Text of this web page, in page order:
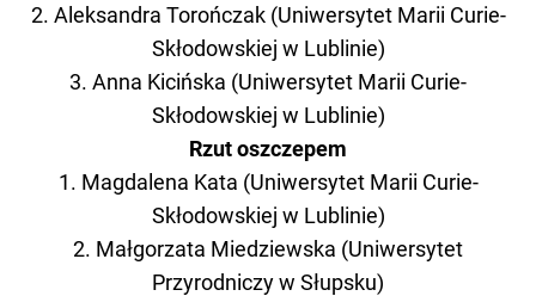
2. Aleksandra Torończak (Uniwersytet Marii Curie-
Skłodowskiej w Lublinie)
3. Anna Kicińska (Uniwersytet Marii Curie-
Skłodowskiej w Lublinie)
Rzut oszczepem
1. Magdalena Kata (Uniwersytet Marii Curie-
Skłodowskiej w Lublinie)
2. Małgorzata Miedziewska (Uniwersytet
Przyrodniczy w Słupsku)